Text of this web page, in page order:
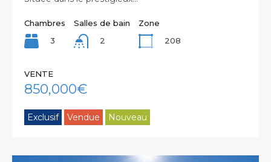
Chambres
3
Salles de bain
2
Zone
208
VENTE
850,000€
Exclusif Vendue Nouveau